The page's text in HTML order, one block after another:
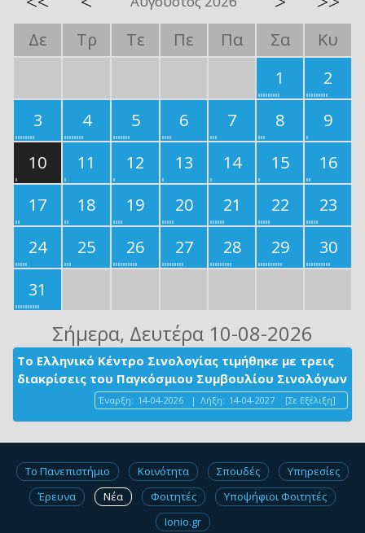
Δε Τρ Τε Πε Πα Σα
Κυ
1
2
3
4 5 6 7 8
9
10
11 12 13 14 15
16
17
18 19 20 21 22
23
24
25 26 27 28 29
30
31
Σήμερα, Δευτέρα 10-08-2026
Το Ελληνικό Κέντρο Σινολογίας τιμήθηκε με τρεις
διακρίσεις του Παγκόσμιου Συμβουλίου Σινολόγων
Έναρξη: 14-04-2026 | Λήξη: 14-04-2027 [Σε Εξέλιξη]
Το Πανεπιστήμιο Κοινότητα Σπουδές
Υπηρεσίες
Έρευνα
Νέα Φοιτητές
Υποψήφιοι Φοιτητές
Ionio.gr